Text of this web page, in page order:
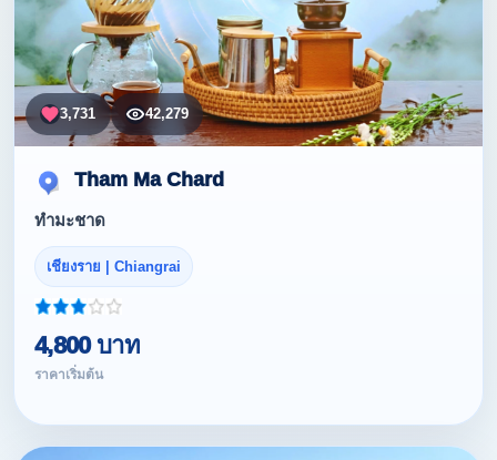
3,731 42,279
Tham Ma Chard
ทำมะชาด
เชียงราย | Chiangrai
4,800 บาท
ราคาเริ่มต้น